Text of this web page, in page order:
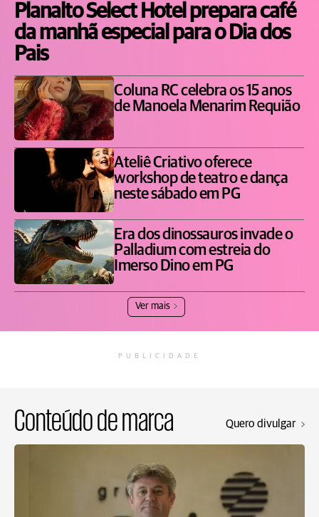
Planalto Select Hotel prepara café
da manhã especial para o Dia dos
Pais
Coluna RC celebra os 15 anos
de Manoela Menarim Requião
Ateliê Criativo oferece
workshop de teatro e dança
neste sábado em PG
Era dos dinossauros invade o
Palladium com estreia do
Imerso Dino em PG
Ver mais
PUBLICIDADE
Conteúdo de marca Quero divulgar